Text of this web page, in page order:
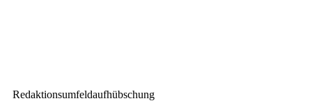
Redaktionsumfeldaufhübschung